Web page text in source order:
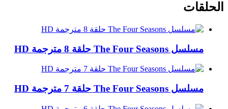
الحلقات
مسلسل The Four Seasons حلقة 8 مترجمة HD
مسلسل The Four Seasons حلقة 7 مترجمة HD